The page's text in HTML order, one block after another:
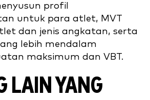
profil
untuk para atlet, MVT
dan jenis angkatan, serta
lebih mendalam
maksimum dan VBT.
LAIN YANG